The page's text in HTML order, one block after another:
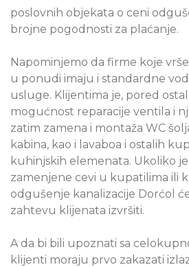
poslovnih objekata o ceni
brojne pogodnosti za plaćanje.
Napominjemo da firme koje
u ponudi imaju i standardne
usluge. Klijentima je, pored
mogućnost reparacije ventila i
zatim zamena i montaža WC
kabina, kao i lavaboa i ostalih
kuhinjskih elemenata. Ukoliko
zamenjene cevi u kupatilima ili
odgušenje kanalizacije Dorćol
zahtevu klijenata izvršiti.
A da bi bili upoznati sa
klijenti moraju prvo zakazati